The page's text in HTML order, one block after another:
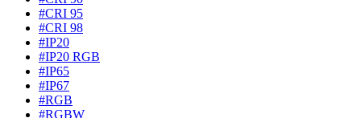
#CRI 95
#CRI 98
#IP20
#IP20 RGB
#IP65
#IP67
#RGB
#RGBW